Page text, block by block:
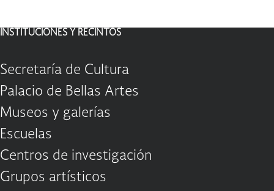
INSTITUCIONES Y RECINTOS
Secretaría de Cultura
Palacio de Bellas Artes
Museos y galerías
Escuelas
Centros de investigación
Grupos artísticos